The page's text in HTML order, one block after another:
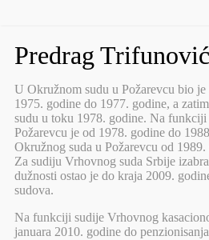
Predrag Trifunović
U Okružnom sudu u Požarevcu bio
1975. godine do 1977. godine, a
sudu u toku 1978. godine. Na funkciji
Požarevcu je od 1978. godine do
Okružnog suda u Požarevcu od
Za sudiju Vrhovnog suda Srbije
dužnosti ostao je do kraja 2009.
sudova.
Na funkciji sudije Vrhovnog
januara 2010. godine do